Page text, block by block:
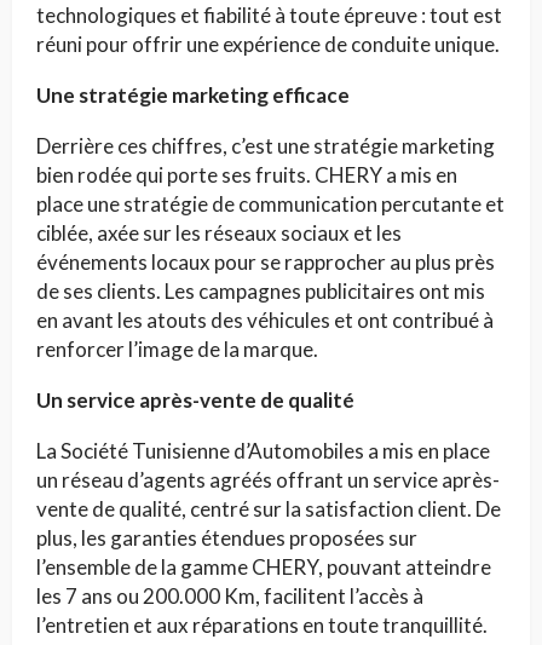
technologiques et fiabilité à toute épreuve : tout est
réuni pour offrir une expérience de conduite unique.
Une stratégie marketing efficace
Derrière ces chiffres, c’est une stratégie marketing
bien rodée qui porte ses fruits. CHERY a mis en
place une stratégie de communication percutante et
ciblée, axée sur les réseaux sociaux et les
événements locaux pour se rapprocher au plus près
de ses clients. Les campagnes publicitaires ont mis
en avant les atouts des véhicules et ont contribué à
renforcer l’image de la marque.
Un service après-vente de qualité
La Société Tunisienne d’Automobiles a mis en place
un réseau d’agents agréés offrant un service après-
vente de qualité, centré sur la satisfaction client. De
plus, les garanties étendues proposées sur
l’ensemble de la gamme CHERY, pouvant atteindre
les 7 ans ou 200.000 Km, facilitent l’accès à
l’entretien et aux réparations en toute tranquillité.